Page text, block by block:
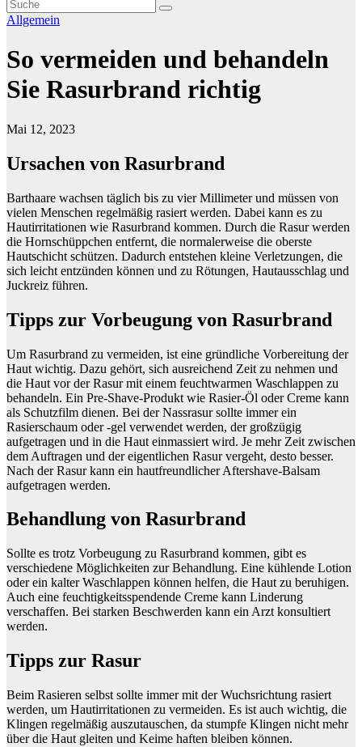
Allgemein
So vermeiden und behandeln
Sie Rasurbrand richtig
Mai 12, 2023
Ursachen von Rasurbrand
Barthaare wachsen täglich bis zu vier Millimeter und müssen von
vielen Menschen regelmäßig rasiert werden. Dabei kann es zu
Hautirritationen wie Rasurbrand kommen. Durch die Rasur werden
die Hornschüppchen entfernt, die normalerweise die oberste
Hautschicht schützen. Dadurch entstehen kleine Verletzungen, die
sich leicht entzünden können und zu Rötungen, Hautausschlag und
Juckreiz führen.
Tipps zur Vorbeugung von Rasurbrand
Um Rasurbrand zu vermeiden, ist eine gründliche Vorbereitung der
Haut wichtig. Dazu gehört, sich ausreichend Zeit zu nehmen und
die Haut vor der Rasur mit einem feuchtwarmen Waschlappen zu
behandeln. Ein Pre-Shave-Produkt wie Rasier-Öl oder Creme kann
als Schutzfilm dienen. Bei der Nassrasur sollte immer ein
Rasierschaum oder -gel verwendet werden, der großzügig
aufgetragen und in die Haut einmassiert wird. Je mehr Zeit zwischen
dem Auftragen und der eigentlichen Rasur vergeht, desto besser.
Nach der Rasur kann ein hautfreundlicher Aftershave-Balsam
aufgetragen werden.
Behandlung von Rasurbrand
Sollte es trotz Vorbeugung zu Rasurbrand kommen, gibt es
verschiedene Möglichkeiten zur Behandlung. Eine kühlende Lotion
oder ein kalter Waschlappen können helfen, die Haut zu beruhigen.
Auch eine feuchtigkeitsspendende Creme kann Linderung
verschaffen. Bei starken Beschwerden kann ein Arzt konsultiert
werden.
Tipps zur Rasur
Beim Rasieren selbst sollte immer mit der Wuchsrichtung rasiert
werden, um Hautirritationen zu vermeiden. Es ist auch wichtig, die
Klingen regelmäßig auszutauschen, da stumpfe Klingen nicht mehr
über die Haut gleiten und Keime haften bleiben können.